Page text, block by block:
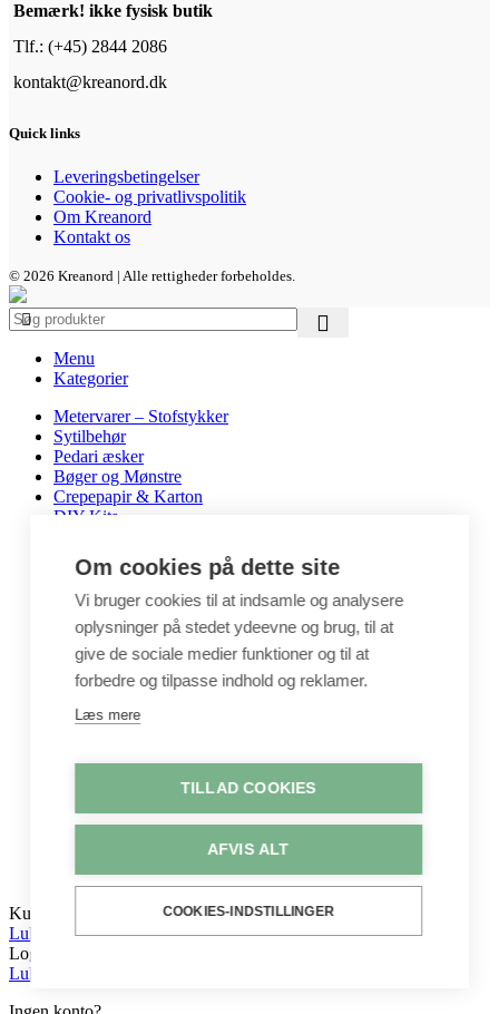
Bemærk! ikke fysisk butik
Tlf.: (+45) 2844 2086
kontakt@kreanord.dk
Quick links
Leveringsbetingelser
Cookie- og privatlivspolitik
Om Kreanord
Kontakt os
© 2026 Kreanord | Alle rettigheder forbeholdes.
Menu
Kategorier
Metervarer – Stofstykker
Sytilbehør
Pedari æsker
Bøger og Mønstre
Crepepapir & Karton
DIY Kits
Interiør / Puder
Unika / Accessories
Garn
Perler & smykkedele
Tegne & maleartikler
Gavekort
Byggesæt
Unika
Log ind / Opret konto
Kurv
Luk
Log ind
Luk
Om cookies på dette site
Vi bruger cookies til at indsamle og analysere
oplysninger på stedet ydeevne og brug, til at
give de sociale medier funktioner og til at
forbedre og tilpasse indhold og reklamer.
Læs mere
TILLAD COOKIES
AFVIS ALT
COOKIES-INDSTILLINGER